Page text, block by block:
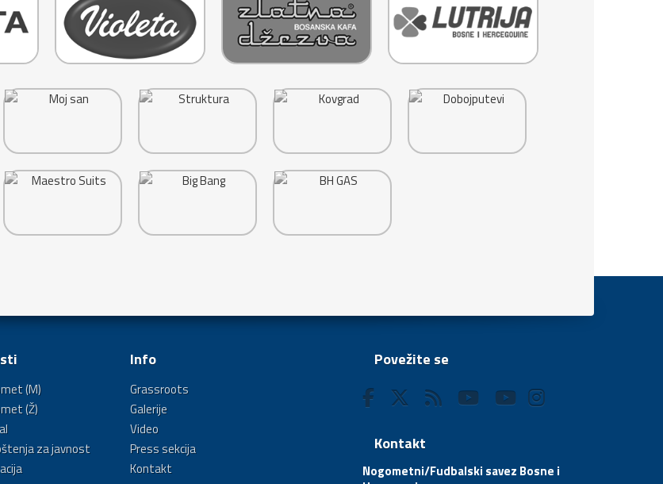
(M)
(Ž)
za javnost
Info
Grassroots
Galerije
Video
Press sekcija
Kontakt
Povežite se
Kontakt
Nogometni/Fudbalski savez Bosne i